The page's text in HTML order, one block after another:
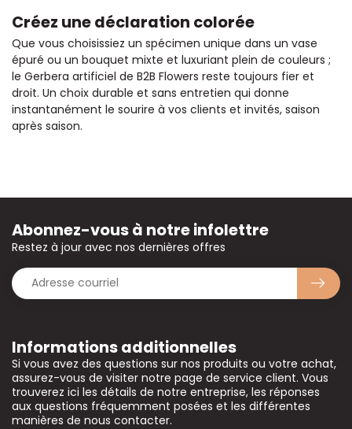
Créez une déclaration colorée
Que vous choisissiez un spécimen unique dans un vase
épuré ou un bouquet mixte et luxuriant plein de couleurs ;
le Gerbera artificiel de B2B Flowers reste toujours fier et
droit. Un choix durable et sans entretien qui donne
instantanément le sourire à vos clients et invités, saison
après saison.
Informations additionnelles
Si vous avez des questions sur nos produits ou votre achat,
assurez-vous de visiter notre page de service client. Vous
trouverez ici les détails de notre entreprise, les réponses
aux questions fréquemment posées et les différentes
manières de nous contacter.
Abonnez-vous à notre infolettre
Restez à jour avec nos dernières offres